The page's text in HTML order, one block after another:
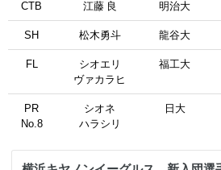
CTB 江藤 良 明治大
SH 松木勇斗 龍谷大
FL
シオエリ
ヴァカラヒ
福工大
PR
No.8
シオネ
ハラシリ
日大